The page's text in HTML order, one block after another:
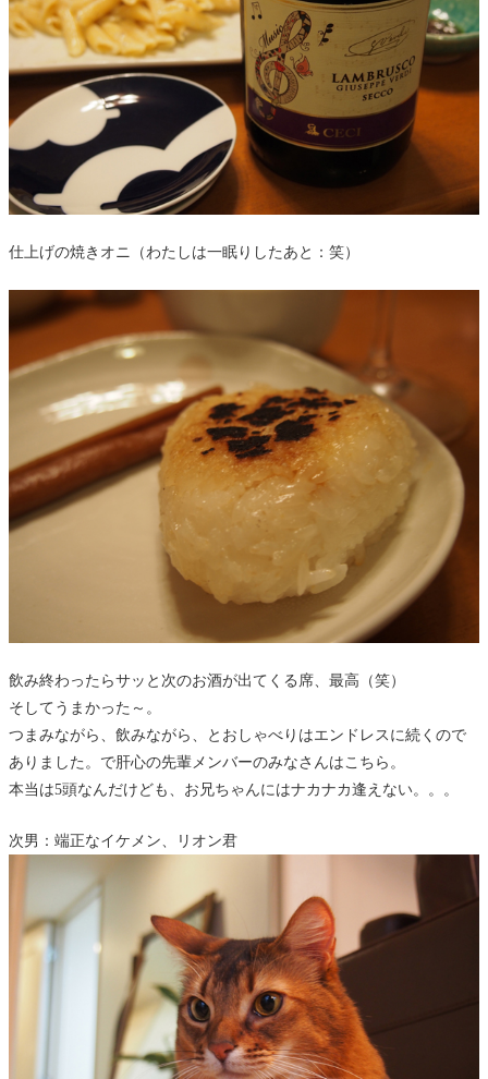
仕上げの焼きオニ（わたしは一眠りしたあと：笑）
飲み終わったらサッと次のお酒が出てくる席、最高（笑）
そしてうまかった～。
つまみながら、飲みながら、とおしゃべりはエンドレスに続くので
ありました。で肝心の先輩メンバーのみなさんはこちら。
本当は5頭なんだけども、お兄ちゃんにはナカナカ逢えない。。。
次男：端正なイケメン、リオン君